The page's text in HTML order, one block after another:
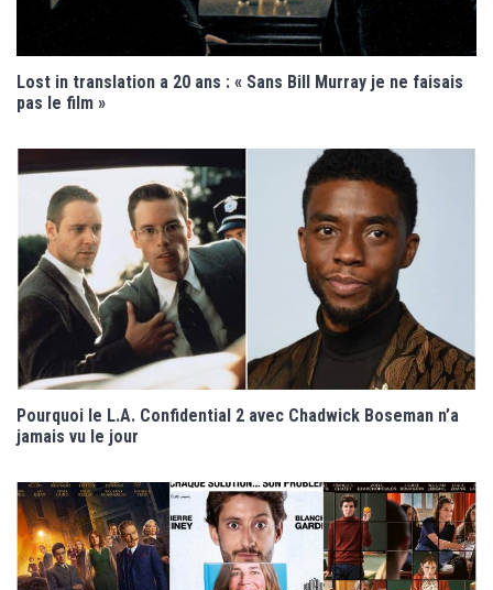
Lost in translation a 20 ans : « Sans Bill Murray je ne faisais
pas le film »
Pourquoi le L.A. Confidential 2 avec Chadwick Boseman n’a
jamais vu le jour